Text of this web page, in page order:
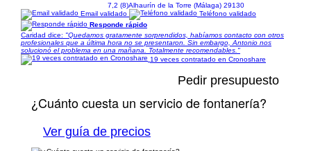
7,2 (8)Alhaurín de la Torre (Málaga) 29130
Email validado
Teléfono validado
Responde rápido
Caridad dice: "Quedamos gratamente sorprendidos, habíamos contacto con otros
profesionales que a última hora no se presentaron. Sin embargo, Antonio nos
solucionó el problema en una mañana. Totalmente recomendables."
19 veces contratado en Cronoshare
Pedir presupuesto
¿Cuánto cuesta un servicio de fontanería?
Ver guía de precios